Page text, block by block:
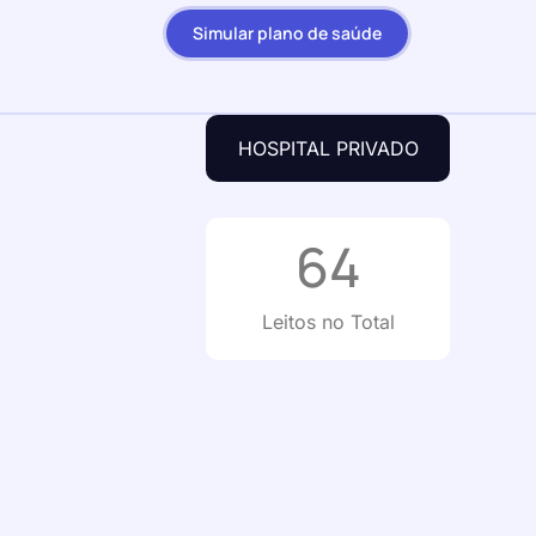
Simular plano de saúde
HOSPITAL PRIVADO
Leitos no Total
64